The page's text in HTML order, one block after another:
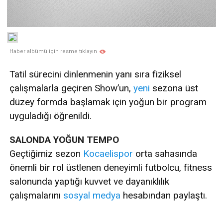
Haber albümü için resme tıklayın
Tatil sürecini dinlenmenin yanı sıra fiziksel
çalışmalarla geçiren Show’un, yeni sezona üst
düzey formda başlamak için yoğun bir program
uyguladığı öğrenildi.
SALONDA YOĞUN TEMPO
Geçtiğimiz sezon Kocaelispor orta sahasında
önemli bir rol üstlenen deneyimli futbolcu, fitness
salonunda yaptığı kuvvet ve dayanıklılık
çalışmalarını sosyal medya hesabından paylaştı.